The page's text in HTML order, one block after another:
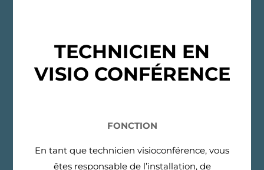
TECHNICIEN EN
VISIO CONFÉRENCE
FONCTION
En tant que technicien visioconférence, vous
êtes responsable de l’installation, de